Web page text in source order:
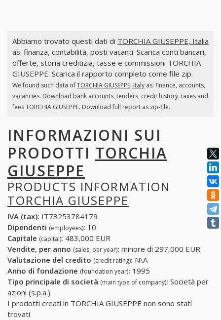
Abbiamo trovato questi dati di TORCHIA GIUSEPPE, Italia
as: finanza, contabilità, posti vacanti. Scarica conti bancari,
offerte, storia creditizia, tasse e commissioni TORCHIA
GIUSEPPE. Scarica il rapporto completo come file zip.
We found such data ofTORCHIA GIUSEPPE, Italyas: finance, accounts,
vacancies. Download bank accounts, tenders, credit history, taxes and
fees TORCHIA GIUSEPPE. Download full report as zip-file.
INFORMAZIONI SUI
PRODOTTI TORCHIA
GIUSEPPE
PRODUCTS INFORMATION
TORCHIA GIUSEPPE
IVA (tax): IT73253784179
Dipendenti (employees): 10
Capitale (capital): 483,000 EUR
Vendite, per anno (sales, per year): minore di 297,000 EUR
Valutazione del credito (credit rating): N\A
Anno di fondazione (foundation year): 1995
Tipo principale di società (main type of company): Società per
azioni (s.p.a.)
I prodotti creati in TORCHIA GIUSEPPE non sono stati
trovati